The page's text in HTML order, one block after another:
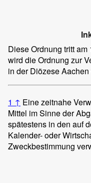
Diese Ordnung tritt
wird die Ordnung zur
in der Diözese
1 ↑ Eine zeitnahe
Mittel im Sinne der
spätestens in den auf
Kalender- oder
Zweckbestimmung